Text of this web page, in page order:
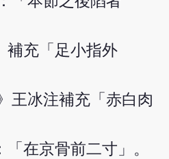
補充「足小指外
王冰注補充「赤白肉
「在京骨前二寸」。